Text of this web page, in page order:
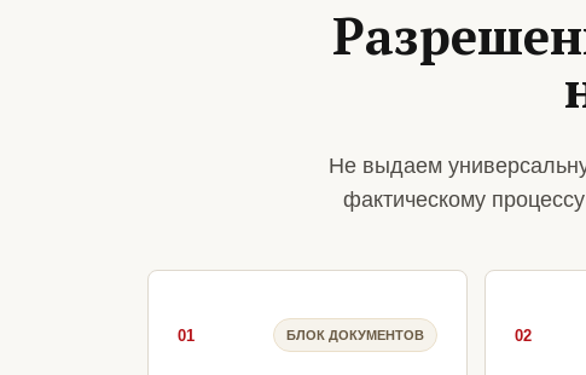
Не выдаем
фактическому
01 БЛОК ДОКУМЕНТОВ 02